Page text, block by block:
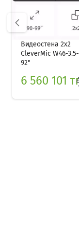
Видеостена 2x2
CleverMic W46-
92"
6 560 101